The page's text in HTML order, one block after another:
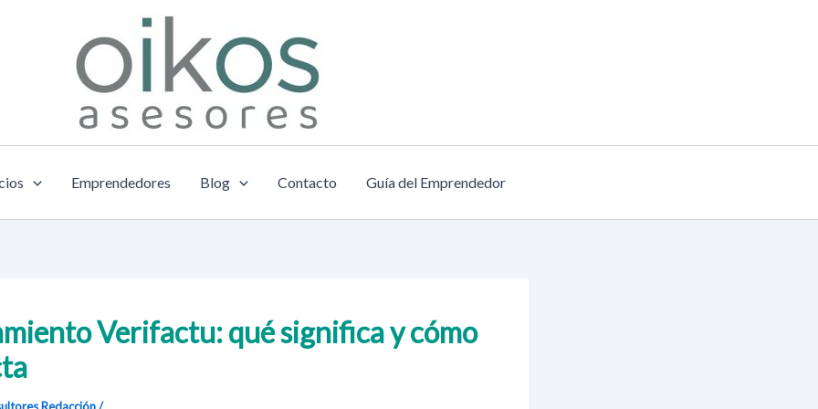
Emprendedores Blog Contacto Guía del Emprendedor
Verifactu: qué significa y cómo